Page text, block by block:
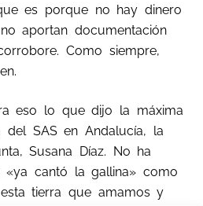
es porque no hay dinero
aportan documentación
Como siempre,
eso lo que dijo la máxima
del SAS en Andalucía, la
Susana Díaz. No ha
cantó la gallina» como
tierra que amamos y